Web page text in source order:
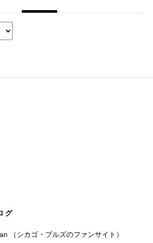
グ
（シカゴ・ブルズのファンサイト）